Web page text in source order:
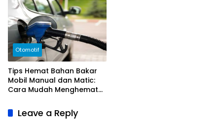
Otomotif
Tips Hemat Bahan Bakar
Mobil Manual dan Matic:
Cara Mudah Menghemat
Leave a Reply